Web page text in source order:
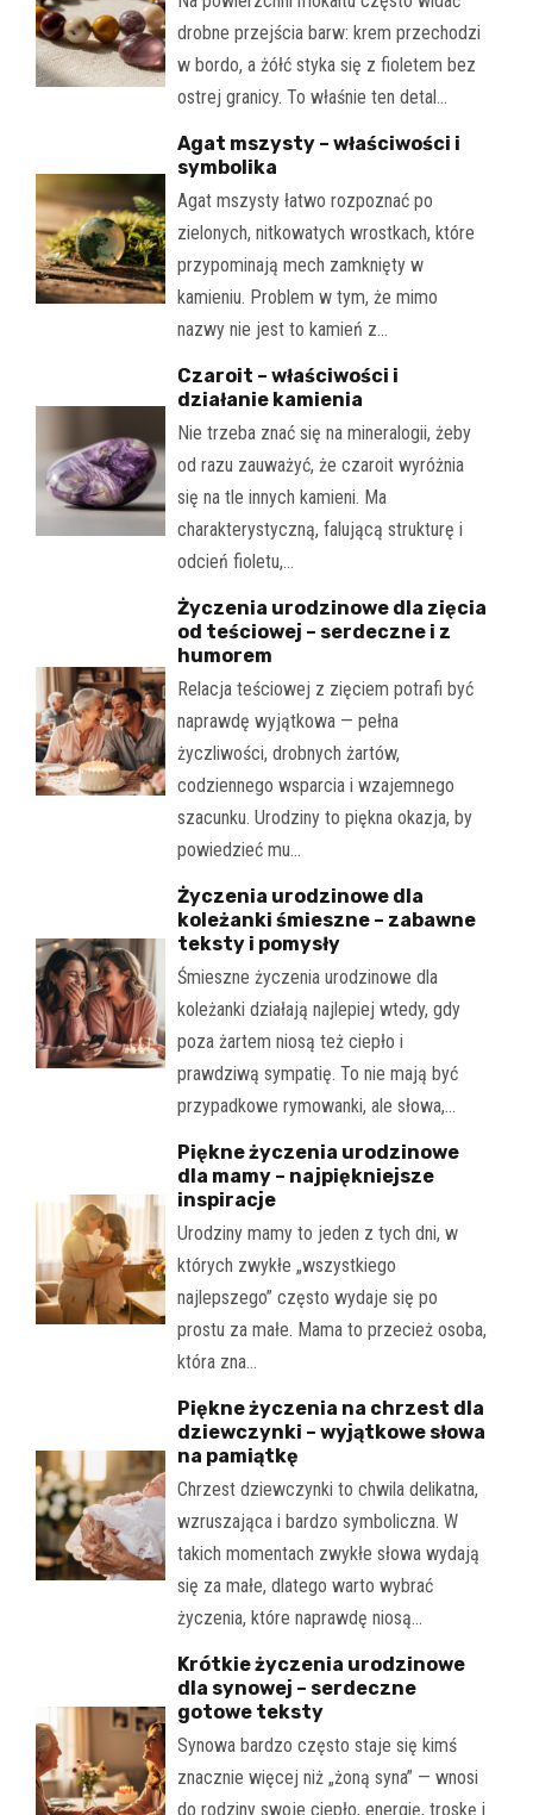
drobne przejścia barw: krem przechodzi
w bordo, a żółć styka się z fioletem bez
ostrej granicy. To właśnie ten detal…
Agat mszysty – właściwości i
symbolika
Agat mszysty łatwo rozpoznać po
zielonych, nitkowatych wrostkach, które
przypominają mech zamknięty w
kamieniu. Problem w tym, że mimo
nazwy nie jest to kamień z…
Czaroit – właściwości i
działanie kamienia
Nie trzeba znać się na mineralogii, żeby
od razu zauważyć, że czaroit wyróżnia
się na tle innych kamieni. Ma
charakterystyczną, falującą strukturę i
odcień fioletu,…
Życzenia urodzinowe dla zięcia
od teściowej – serdeczne i z
humorem
Relacja teściowej z zięciem potrafi być
naprawdę wyjątkowa — pełna
życzliwości, drobnych żartów,
codziennego wsparcia i wzajemnego
szacunku. Urodziny to piękna okazja, by
powiedzieć mu…
Życzenia urodzinowe dla
koleżanki śmieszne – zabawne
teksty i pomysły
Śmieszne życzenia urodzinowe dla
koleżanki działają najlepiej wtedy, gdy
poza żartem niosą też ciepło i
prawdziwą sympatię. To nie mają być
przypadkowe rymowanki, ale słowa,…
Piękne życzenia urodzinowe
dla mamy – najpiękniejsze
inspiracje
Urodziny mamy to jeden z tych dni, w
których zwykłe „wszystkiego
najlepszego” często wydaje się po
prostu za małe. Mama to przecież osoba,
która zna…
Piękne życzenia na chrzest dla
dziewczynki – wyjątkowe słowa
na pamiątkę
Chrzest dziewczynki to chwila delikatna,
wzruszająca i bardzo symboliczna. W
takich momentach zwykłe słowa wydają
się za małe, dlatego warto wybrać
życzenia, które naprawdę niosą…
Krótkie życzenia urodzinowe
dla synowej – serdeczne
gotowe teksty
Synowa bardzo często staje się kimś
znacznie więcej niż „żoną syna” — wnosi
do rodziny swoje ciepło, energię, troskę i